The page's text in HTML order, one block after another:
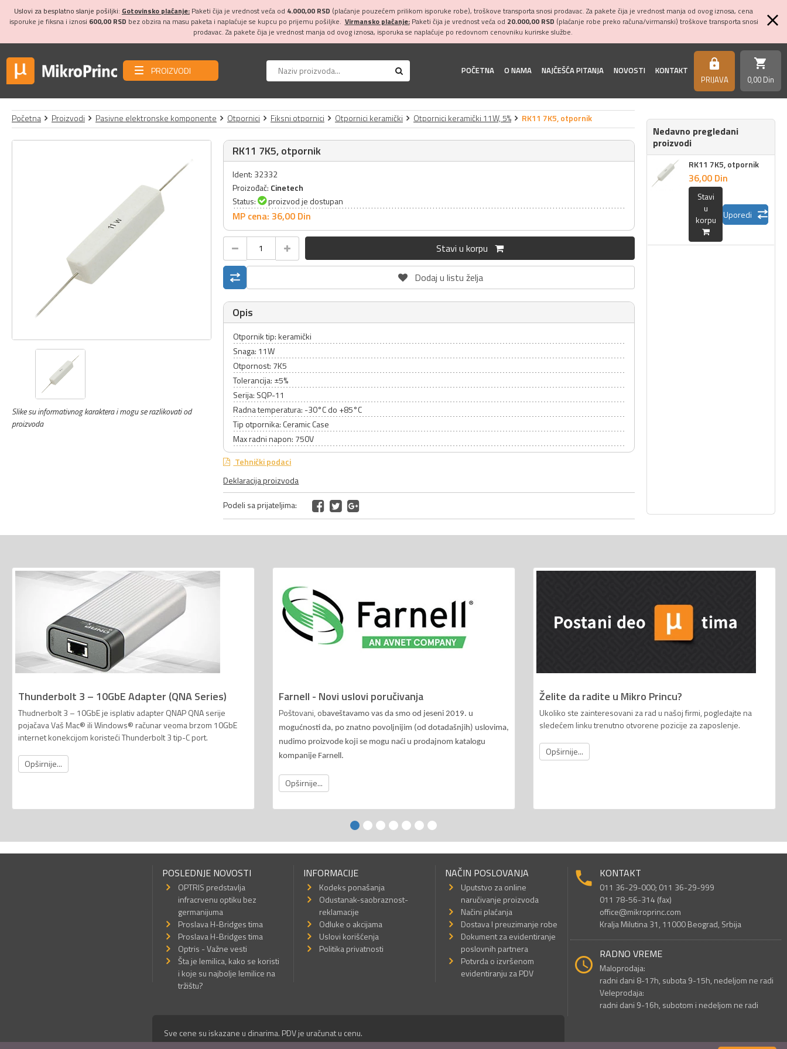
Uslovi za besplatno slanje pošiljki: Gotovinsko plaćanje: Paketi čija je vrednost veća od 4.000,00 RSD (plaćanje pouzećem prilikom isporuke robe), troškove transporta snosi prodavac. Za pakete čija je vrednost manja od ovog iznosa, cena
isporuke je fiksna i iznosi 600,00 RSD bez obzira na masu paketa i naplaćuje se kupcu po prijemu pošiljke. Virmansko plaćanje:Paketi čija je vrednost veća od 20.000,00 RSD (plaćanje robe preko računa/virmanski) troškove transporta snosi
prodavac. Za pakete čija je vrednost manja od ovog iznosa, isporuka se naplaćuje po redovnom cenovniku kurirske službe.
PROIZVODI POČETNA O NAMA NAJČEŠĆA PITANJA NOVOSTI KONTAKT https
PRIJAVA
shopping_cart
0,00 Din
Početna Proizvodi Pasivne elektronske komponente Otpornici Fiksni otpornici Otpornici keramički Otpornici keramički 11W, 5% RK11 7K5, otpornik
Slike su informativnog karaktera i mogu se razlikovati od
proizvoda
RK11 7K5, otpornik
Ident: 32332
Proizođač: Cinetech
Status:
proizvod je dostupan
MP cena: 36,00 Din
Stavi u korpu
Dodaj u listu želja
Opis
Otpornik tip: keramički
Snaga: 11W
Otpornost: 7K5
Tolerancija: ±5%
Serija: SQP-11
Radna temperatura: -30°C do +85°C
Tip otpornika: Ceramic Case
Max radni napon: 750V
Tehnički podaci
Deklaracija proizvoda
Podeli sa prijateljima:
Nedavno pregledani
proizvodi
RK11 7K5, otpornik
36,00 Din
Stavi
u
korpu
Uporedi
Thunderbolt 3 – 10GbE Adapter (QNA Series)
Thudnerbolt 3 – 10GbE je isplativ adapter QNAP QNA serije
pojačava Vaš Mac® ili Windows® računar veoma brzom 10GbE
internet konekcijom koristeći Thunderbolt 3 tip-C port.
Opširnije...
Farnell - Novi uslovi poručivanja
Poštovani, o baveštavamo vas da smo od jeseni 2019. u
mogućnosti da, po znatno povoljnijim (od dotadašnjih) uslovima,
nudimo proizvode koji se mogu naći u prodajnom katalogu
kompanije Farnell.
Opširnije...
Želite da radite u Mikro Princu?
Ukoliko ste zainteresovani za rad u našoj firmi, pogledajte na
sledećem linku trenutno otvorene pozicije za zaposlenje.
Opširnije...
POSLEDNJE NOVOSTI
OPTRIS predstavlja
infracrvenu optiku bez
germanijuma
Proslava H-Bridges tima
Proslava H-Bridges tima
Optris - Važne vesti
Šta je lemilica, kako se koristi
i koje su najbolje lemilice na
tržištu?
INFORMACIJE
Kodeks ponašanja
Odustanak-saobraznost-
reklamacije
Odluke o akcijama
Uslovi korišćenja
Politika privatnosti
NAČIN POSLOVANJA
Uputstvo za online
naručivanje proizvoda
Načini plaćanja
Dostava I preuzimanje robe
Dokument za evidentiranje
poslovnih partnera
Potvrda o izvršenom
evidentiranju za PDV
KONTAKT
011 36-29-000; 011 36-29-999
011 78-56-314 (fax)
office@mikroprinc.com
Kralja Milutina 31, 11000 Beograd, Srbija
RADNO VREME
Maloprodaja:
radni dani 8-17h, subota 9-15h, nedeljom ne radi
Veleprodaja:
radni dani 9-16h, subotom i nedeljom ne radi
Sve cene su iskazane u dinarima. PDV je uračunat u cenu.
© Mikro Princ 1999 - 2026. Sva prava su zadržana.